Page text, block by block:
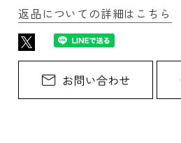
返品についての詳細はこちら